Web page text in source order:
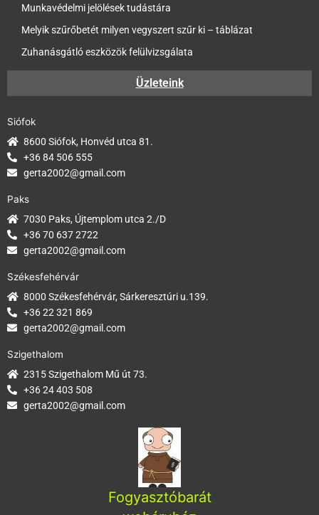
Munkavédelmi jelölések tudástára
Melyik szűrőbetét milyen vegyszert szűr ki – táblázat
Zuhanásgátló eszközök felülvizsgálata
Üzleteink
Siófok
8600 Siófok, Honvéd utca 81.
+36 84 506 555
gerta2002@gmail.com
Paks
7030 Paks, Újtemplom utca 2./D
+36 70 637 2722
gerta2002@gmail.com
Székesfehérvár
8000 Székesfehérvár, Sárkeresztúri u.139.
+36 22 321 869
gerta2002@gmail.com
Szigethalom
2315 Szigethalom Mű út 73.
+36 24 403 508
gerta2002@gmail.com
Fogyasztóbarát